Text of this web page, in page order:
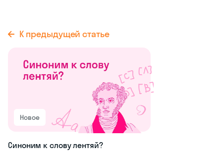
К предыдущей статье
Новое
Синоним к слову лентяй?